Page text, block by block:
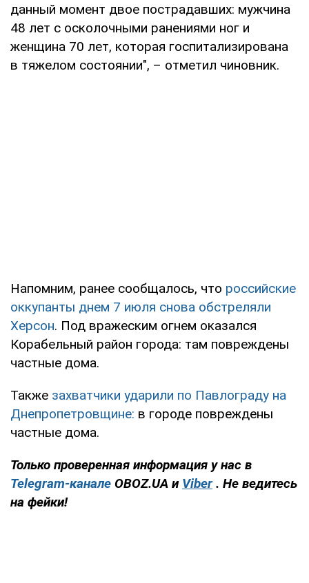
данный момент двое пострадавших: мужчина
48 лет с осколочными ранениями ног и
женщина 70 лет, которая госпитализирована
в тяжелом состоянии", – отметил чиновник.
Напомним, ранее сообщалось, что российские
оккупанты днем 7 июля снова обстреляли
Херсон. Под вражеским огнем оказался
Корабельный район города: там повреждены
частные дома.
Также захватчики ударили по Павлограду на
Днепропетровщине: в городе повреждены
частные дома.
Только проверенная информация у нас в
Telegram-канале OBOZ.UA и Viber . Не ведитесь
на фейки!